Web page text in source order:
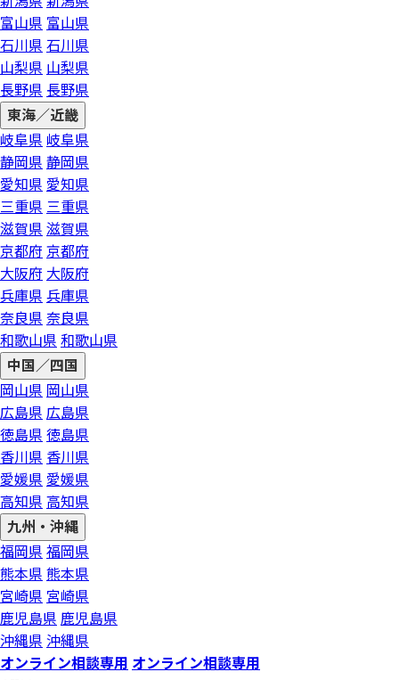
富山県 富山県
石川県 石川県
山梨県 山梨県
長野県 長野県
東海／近畿
岐阜県 岐阜県
静岡県 静岡県
愛知県 愛知県
三重県 三重県
滋賀県 滋賀県
京都府 京都府
大阪府 大阪府
兵庫県 兵庫県
奈良県 奈良県
和歌山県 和歌山県
中国／四国
岡山県 岡山県
広島県 広島県
徳島県 徳島県
香川県 香川県
愛媛県 愛媛県
高知県 高知県
九州・沖縄
福岡県 福岡県
熊本県 熊本県
宮崎県 宮崎県
鹿児島県 鹿児島県
沖縄県 沖縄県
オンライン相談専用 オンライン相談専用